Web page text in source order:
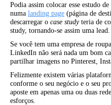
Podia assim colocar esse estudo
numa landing page (página de
descarregar o case studyteria de
study, tornando-se assim uma lead.
Se você tem uma empresa de
LinkedIn não será nada um bom
partilhar imagens no Pinterest,
Felizmente existem várias
conforme o seu negócio e o seu
aposte em apenas uma ou duas
esforços.